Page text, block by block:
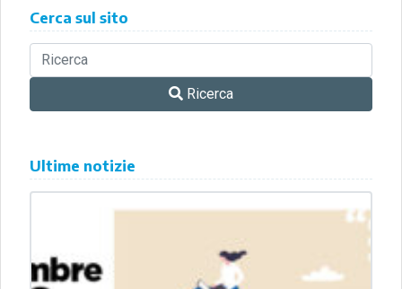
Cerca sul sito
Ricerca
Ultime notizie